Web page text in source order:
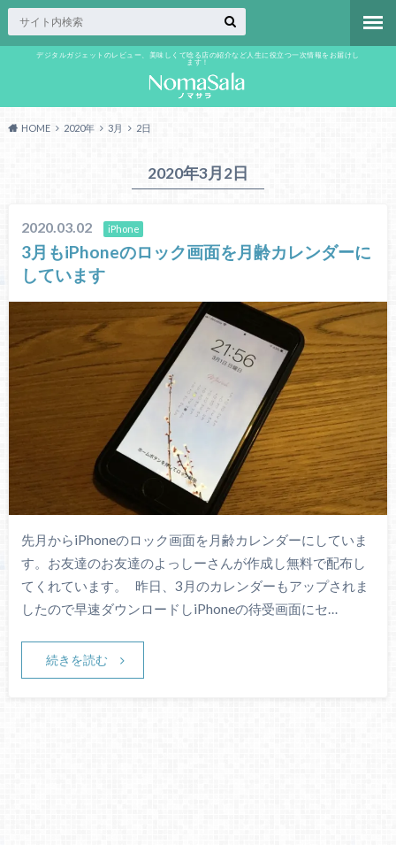
デジタルガジェットのレビュー、美味しくて唸る店の紹介など人生に役立つ一次情報をお届けし
ます！
HOME 2020年 3月 2日
2020年3月2日
2020.03.02 iPhone
3月もiPhoneのロック画面を月齢カレンダーに
しています
先月からiPhoneのロック画面を月齢カレンダーにしていま
す。お友達のお友達のよっしーさんが作成し無料で配布し
てくれています。 昨日、3月のカレンダーもアップされま
したので早速ダウンロードしiPhoneの待受画面にセ…
続きを読む